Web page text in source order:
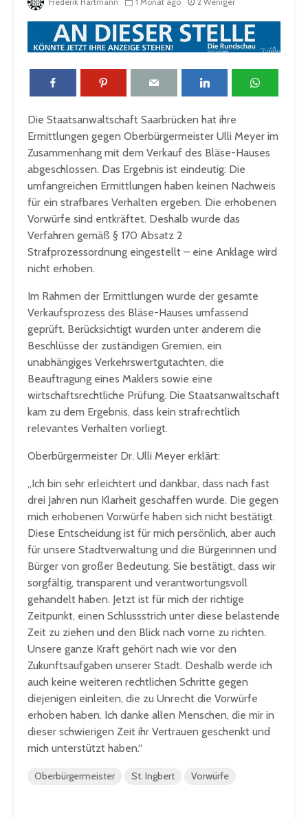
Die Staatsanwaltschaft Saarbrücken hat ihre
Ermittlungen gegen Oberbürgermeister Ulli Meyer im
Zusammenhang mit dem Verkauf des Bläse-Hauses
abgeschlossen. Das Ergebnis ist eindeutig: Die
umfangreichen Ermittlungen haben keinen Nachweis
für ein strafbares Verhalten ergeben. Die erhobenen
Vorwürfe sind entkräftet. Deshalb wurde das
Verfahren gemäß § 170 Absatz 2
Strafprozessordnung eingestellt – eine Anklage wird
nicht erhoben.
Im Rahmen der Ermittlungen wurde der gesamte
Verkaufsprozess des Bläse-Hauses umfassend
geprüft. Berücksichtigt wurden unter anderem die
Beschlüsse der zuständigen Gremien, ein
unabhängiges Verkehrswertgutachten, die
Beauftragung eines Maklers sowie eine
wirtschaftsrechtliche Prüfung. Die Staatsanwaltschaft
kam zu dem Ergebnis, dass kein strafrechtlich
relevantes Verhalten vorliegt.
Oberbürgermeister Dr. Ulli Meyer erklärt:
„Ich bin sehr erleichtert und dankbar, dass nach fast
drei Jahren nun Klarheit geschaffen wurde. Die gegen
mich erhobenen Vorwürfe haben sich nicht bestätigt.
Diese Entscheidung ist für mich persönlich, aber auch
für unsere Stadtverwaltung und die Bürgerinnen und
Bürger von großer Bedeutung. Sie bestätigt, dass wir
sorgfältig, transparent und verantwortungsvoll
gehandelt haben. Jetzt ist für mich der richtige
Zeitpunkt, einen Schlussstrich unter diese belastende
Zeit zu ziehen und den Blick nach vorne zu richten.
Unsere ganze Kraft gehört nach wie vor den
Zukunftsaufgaben unserer Stadt. Deshalb werde ich
auch keine weiteren rechtlichen Schritte gegen
diejenigen einleiten, die zu Unrecht die Vorwürfe
erhoben haben. Ich danke allen Menschen, die mir in
dieser schwierigen Zeit ihr Vertrauen geschenkt und
mich unterstützt haben.“
Oberbürgermeister St. Ingbert Vorwürfe